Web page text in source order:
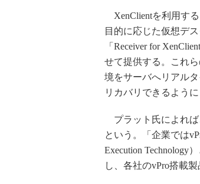
XenClientを利用す
目的に応じた仮想デ
「Receiver for
せて提供する。これ
境をサーバへリアル
リカバリできるように
プラット氏によれば
という。「企業では
Execution Technology
し、各社のvPro搭載